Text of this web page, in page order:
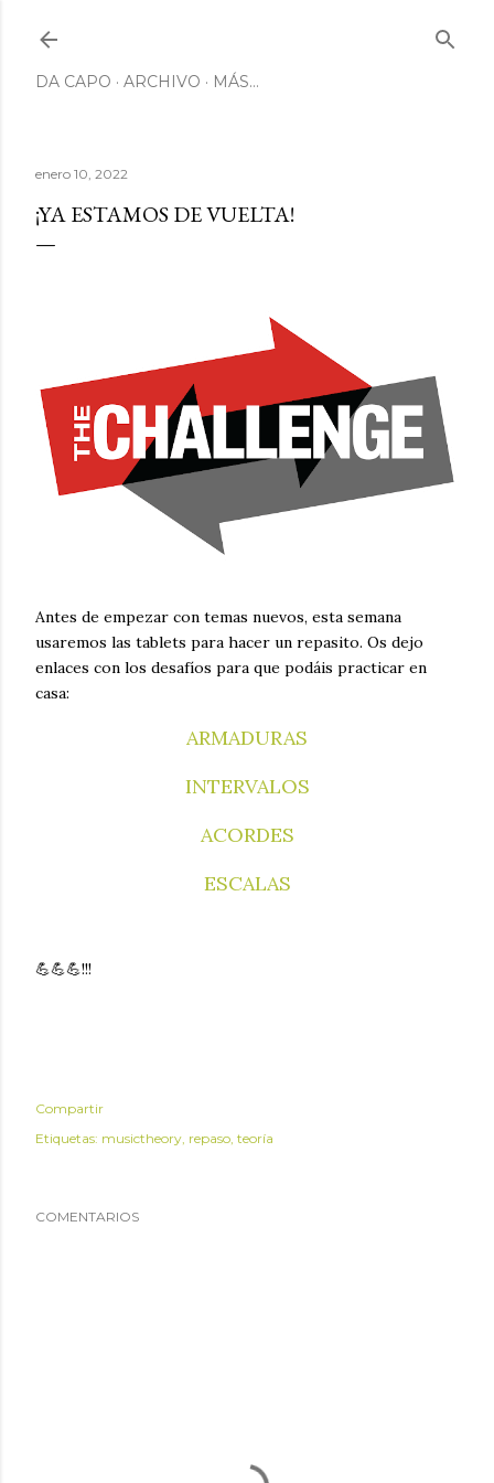
DA CAPO ARCHIVO MÁS…
enero 10, 2022
¡YA ESTAMOS DE VUELTA!
Antes de empezar con temas nuevos, esta semana
usaremos las tablets para hacer un repasito. Os dejo
enlaces con los desafíos para que podáis practicar en
casa:
ARMADURAS
INTERVALOS
ACORDES
ESCALAS
💪💪💪!!!
Compartir
Etiquetas: musictheory repaso teoría
COMENTARIOS